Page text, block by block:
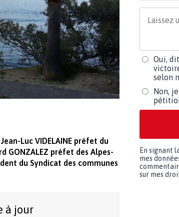
Luc VIDELAINE préfet du
GONZALEZ préfet des Alpes-
du Syndicat des communes
à jour
Oui,
selon
Non,
En signant
mes
sur mes